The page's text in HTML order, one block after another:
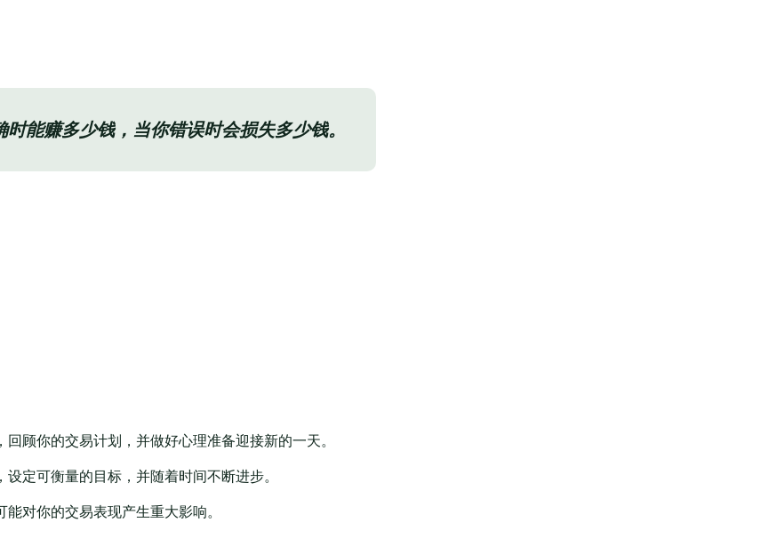
能赚多少钱，当你错误时会损失多少钱。
顾你的交易计划，并做好心理准备迎接新的一天。
定可衡量的目标，并随着时间不断进步。
对你的交易表现产生重大影响。